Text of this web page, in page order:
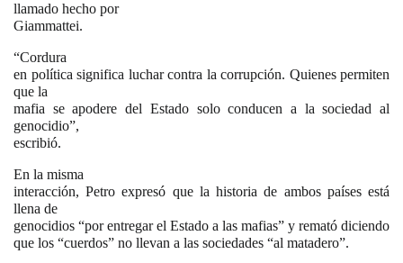
llamado hecho por
Giammattei.
“Cordura
en política significa luchar contra la corrupción. Quienes permiten
que la
mafia se apodere del Estado solo conducen a la sociedad al
genocidio”,
escribió.
En la misma
interacción, Petro expresó que la historia de ambos países está
llena de
genocidios “por entregar el Estado a las mafias” y remató diciendo
que los “cuerdos” no llevan a las sociedades “al matadero”.